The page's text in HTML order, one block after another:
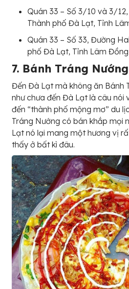
Quán 33 – Số 3/10 và 3/
Thành phố Đà Lạt, Tỉnh
Quán 33 – Số 33, Đường
phố Đà Lạt, Tỉnh Lâm Đồng
7. Bánh Tráng Nướng
Đến Đà Lạt mà không ăn Bánh
như chưa đến Đà Lạt là câu nói
đến “thành phố mộng mơ” du
Tráng Nướng có bán khắp mọi
Lạt nó lại mang một hương vị
thấy ở bất kì đâu.